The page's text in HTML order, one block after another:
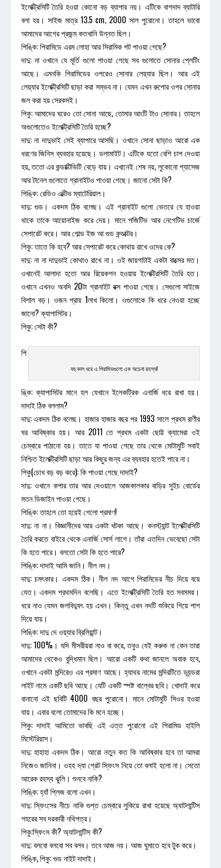
ইলেক্ট্রিসিটি তৈরি হওয়া কোনো বড় ব্যাপার নয়। এটিকে বাগদাদ ব্যাটারি
বলা হয়। সাইজ মাত্র 13.5 cm, 2000 সাল পুরোনো। তাহলে ভাবো
আমাদের আগের প্রজন্ম কতখানি উন্নত ছিল।
পিঙ্কি: পিরামিডে এরম লোহা আর সিরামিক পট পাওয়া গেছে?
দাদু: না ওখানে যে মূর্তি গুলো পাওয়া গেছে সব গুলোতে সোনার প্লেটিং
আছে। এমনকি পিরামিডের ওপরেও সোনার লেয়্যার ছিল। আর এই
লেয়্যার ইলেক্ট্রিসিটি ছাড়া করা সম্ভব না। যেমন এখন রুপোর ওপর সোনার
জল করা হয় সেরকমই।
পিকু: আমাদের ঘরেও তো সোনা আছে, তোমার আংটি টাও সোনার। তাহলে
অগুলোতেও ইলেক্ট্রিসিটি তৈরি হচ্ছে?
দাদু: না দাদুভাই সেই ব্যাপারে আসছি। ওখানে সোনা ছাড়াও আরো এক
ধরণের জিনিস ব্যবহার হয়েছে। ডলামাইট। এটিকে যতো বেশি চাপ দেওয়া
হয়, ততো এর কন্ডাক্টিভিটি বেড়ে যায়। এখানেই শেষ নয়, লুকোনো প্যাসেজ
আর টানেল গুলোতে গ্রানাইটও পাওয়া গেছে। জানো সেটা কি?
পিঙ্কি: রেডিও এক্টিভ ম্যাটেরিয়াল।
দাদু: গুড। একদম ঠিক বলেছ। এই গ্রানাইট গুলো ভেতরে যে হাওয়া
থাকে তাকে আয়োনাইজ করে দেয়। মানে পজিটিভ আর নেগেটিভ চার্জে
সেপারেট করে। আর গোল্ড ইজ আ গুড কন্ডাক্টর।
পিকু: তাতে কি হবে? আর সেপারেট করে কোথায় রাখে ওদের কে?
দাদু: না না দাদুভাই কোথাও রাখে না। ওই জায়গাটাই একটা বাক্সের মত।
ওখানেই আলাদা হতো আর রিয়েকশন হওয়ায় ইলেক্ট্রিসিটি তৈরি হত।
ওখানে এখনও অবদি 20টা গ্রানাইট বক্স পাওয়া গেছে। সেগুলো সাইজে
বিশাল বড়। ওজন প্রায় 1লাখ কিলো। ওগুলোকে কি ধরে নেওয়া হচ্ছে
জানো? ক্যাপাসিটর।
পিকু: সেটা কী?
বহু কাল ধরে এ পিরামিডগুলো এক অচেনা রহস্য!
পি
ঙ্কি: ক্যাপাসিটর মানে হল যেখানে ইলেকট্রিক এনার্জি ধরে রাখা হয়।
দাদাই ঠিক বললাম?
দাদু: একদম ঠিক বলেছ। হাজার হাজার বছর পর 1993 সালে প্রথম রাণীর
ঘর আবিষ্কার হয়। আর 2011 তে প্রথম একটা ছোট্ট ক্যামেরা ওই
চেম্বারে পাঠানো হয়। তাতে যা পাওয়া গেছে তার থেকে মোটামুটি সবাই
নিশ্চিত ইলেক্ট্রিসিটি ছাড়া আর কিছুর জন্য এর ব্যবহার হতেই পারে না।
পিকু(চোখ বড় বড় করে): কি পাওয়া গেছে দাদাই?
দাদু: ওখানে কপার তার আর দেওয়ালে আজকালকার বাড়ির সুইচ বোর্ডের
মতন ডিজাইন পাওয়া গেছে।
পিঙ্কি: তাহলে তো হয়েই গেলো প্রমাণ!
দাদু: না না। বিজ্ঞানীদের আর একটা খটকা আছে। কনস্ট্যান্ট ইলেক্ট্রিসিটি
তৈরি করতে বাইরে থেকে এনার্জি সোর্স লাগে। তাঁরা এতদিন ভেবেছো সেটা
কি হতে পারে। বলতো সেটা কি হতে পারে?
পিঙ্কি: দাদাই আমি জানি। নীল নদ।
দাদু: চমৎকার। একদম ঠিক। নীল নদ আগে পিরামিডের নীচ দিয়ে বয়ে
যেত। একদম প্রথমদিন বলেছি। এতে ইলেক্ট্রিসিটি তৈরি হত সবসময়।
ধরে নাও যেমন জলবিদ্যুৎ হয় এখন। কিন্তু এখন নদটি শুকিয়ে গিয়ে পাশ
দিয়ে যায়।
পিঙ্কি: দাদু দে ওয়্যার ব্রিলিয়ান্ট।
দাদু: 100%। যদি মীসরীয়রা নাও বা করে, তবুও যেই করুক না কেন তারা
আমাদের থেকেও বুদ্ধিমান ছিল। আরো একটি কথা জানলে অবাক হবে,
ওখানে একটা মন্দিরেও এর প্রমাণ আছে। হ্যাথর নামের মন্দিরটিতে ড্যন্ডরা
লাইট নামে একটি ছবি আছে। যেটি একটি স্পষ্ট বাল্বের ছবি। খোদাই করে
বানানো এই ছবিটি 4000 বছর পুরোনো। মানে মোটামুটি সিওর হওয়া
যায়। এবার বলো তোমাদের কি মনে হচ্ছে।
পিকু: দাদাই আমিতো ভাবছি এই এত্ত পুরোনো এই পিরামিড হাইলি
মিস্টেরিয়াস।
দাদু: হাহাহা একদম ঠিক। আরো নতুন কত কি আবিষ্কার হবে তা আমরা
নিজেও জানিনা। ওহহ দ্যা গ্রেট স্ফিংস নিয়ে তো বলাই হলো না। সেতো
আরেক রহস্য ঝুলি। শুনবে নাকি?
পিঙ্কি: হ্যাঁ প্লিজ বলো এখন।
দাদু: স্ফিংসের নীচে নাকি গুপ্ত চেম্বারে লুকিয়ে রাখা হয়েছে অ্যাটলান্টিস
শহরের সব দরকারী নথিপত্র।
পিকু:স্ফিংস কী? অ্যাটলান্টিস কী?
দাদু: বলবো বলবো সব বলব। তবে আজ নয়। আজ ঘুমাতে হবে টুক করে।
পিঙ্কি, পিকু: গুড নাইট দাদাই।